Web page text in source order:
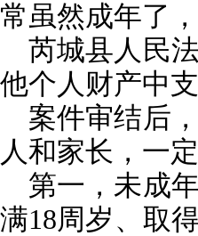
常虽然成年了
芮城县人民
他个人财产中
案件审结后
人和家长，一
第一，未成
满18周岁、取